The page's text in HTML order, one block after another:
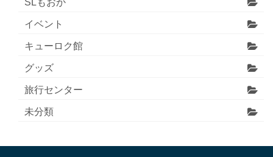
イベント
キューロク館
グッズ
旅行センター
未分類